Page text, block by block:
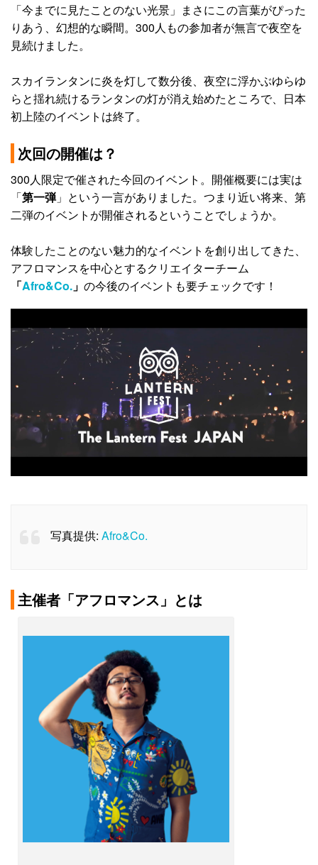
「今までに見たことのない光景」まさにこの言葉がぴった
りあう、幻想的な瞬間。300人もの参加者が無言で夜空を
見続けました。
スカイランタンに炎を灯して数分後、夜空に浮かぶゆらゆ
らと揺れ続けるランタンの灯が消え始めたところで、日本
初上陸のイベントは終了。
次回の開催は？
300人限定で催された今回のイベント。開催概要には実は
「第一弾」という一言がありました。つまり近い将来、第
二弾のイベントが開催されるということでしょうか。
体験したことのない魅力的なイベントを創り出してきた、
アフロマンスを中心とするクリエイターチーム
「Afro&Co. 」 の今後のイベントも要チェックです！
写真提供: Afro&Co.
主催者「アフロマンス」とは